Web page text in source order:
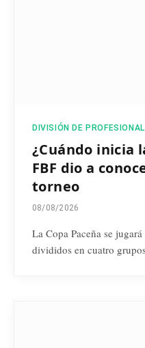
DIVISIÓN DE
¿Cuándo inicia
FBF dio a
torneo
08/08/2026
La Copa Paceña se
divididos en cuatro